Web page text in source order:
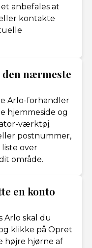
anbefales at
kontakte
nærmeste
Arlo-forhandler
hjemmeside og
værktøj.
postnummer,
over
område.
en konto
Arlo skal du
klikke på Opret
højre hjørne af